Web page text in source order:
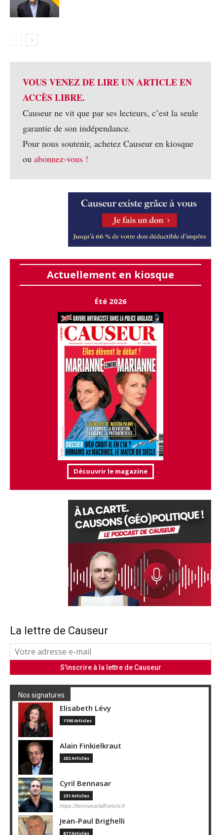
VOUS VENEZ DE LIRE UN ARTICLE EN
ACCÈS LIBRE.
Causeur ne vit que par ses lecteurs, c’est la seule
garantie de son indépendance.
Pour nous soutenir, achetez Causeur en kiosque
ou abonnez-vous !
Actuellement en kiosque
Été 2026
Découvrir le magazine
La lettre de Causeur
Nos signatures
Elisabeth Lévy
1190 Articles
Alain Finkielkraut
202 Articles
Cyril Bennasar
231 Articles
https://bennasarlaffranchi.fr
Jean-Paul Brighelli
817 Articles